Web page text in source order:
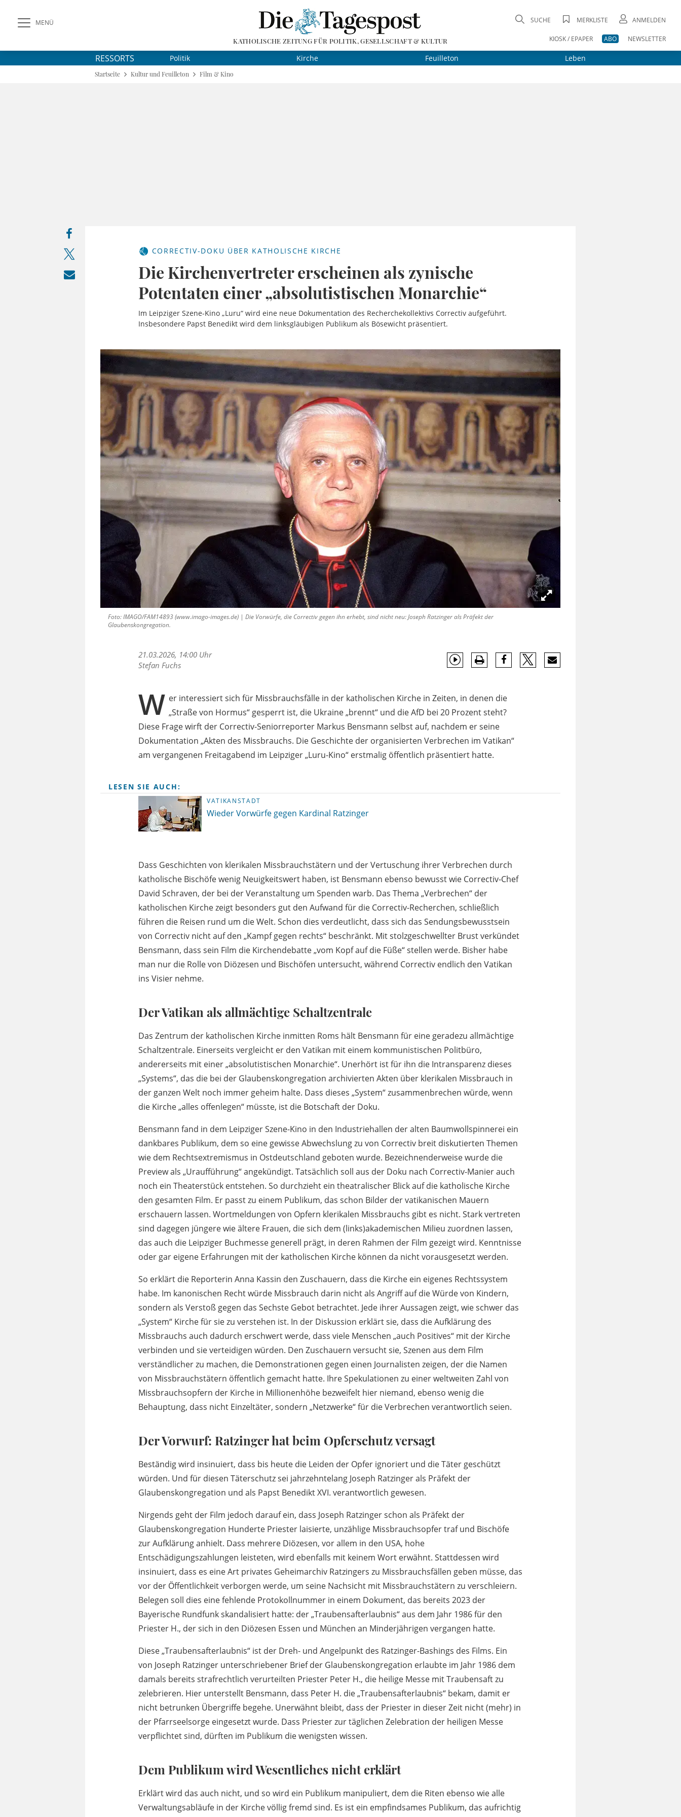
MENÜ
KATHOLISCHE ZEITUNG FÜR POLITIK, GESELLSCHAFT & KULTUR
SUCHE MERKLISTE ANMELDEN
KIOSK / EPAPER ABO NEWSLETTER
RESSORTS Politik Kirche Feuilleton Leben
Startseite Kultur und Feuilleton Film & Kino
CORRECTIV-DOKU ÜBER KATHOLISCHE KIRCHE
Die Kirchenvertreter erscheinen als zynische
Potentaten einer „absolutistischen Monarchie“
Im Leipziger Szene-Kino „Luru“ wird eine neue Dokumentation des Recherchekollektivs Correctiv aufgeführt.
Insbesondere Papst Benedikt wird dem linksgläubigen Publikum als Bösewicht präsentiert.
Foto: IMAGO/FAM14893 (www.imago-images.de) | Die Vorwürfe, die Correctiv gegen ihn erhebt, sind nicht neu: Joseph Ratzinger als Präfekt der
Glaubenskongregation.
21.03.2026, 14:00 Uhr
Stefan Fuchs
W er interessiert sich für Missbrauchsfälle in der katholischen Kirche in Zeiten, in denen die
„Straße von Hormus“ gesperrt ist, die Ukraine „brennt“ und die AfD bei 20 Prozent steht?
Diese Frage wirft der Correctiv-Seniorreporter Markus Bensmann selbst auf, nachdem er seine
Dokumentation „Akten des Missbrauchs. Die Geschichte der organisierten Verbrechen im Vatikan“
am vergangenen Freitagabend im Leipziger „Luru-Kino“ erstmalig öffentlich präsentiert hatte.
LESEN SIE AUCH:
VATIKANSTADT
Wieder Vorwürfe gegen Kardinal Ratzinger
Dass Geschichten von klerikalen Missbrauchstätern und der Vertuschung ihrer Verbrechen durch
katholische Bischöfe wenig Neuigkeitswert haben, ist Bensmann ebenso bewusst wie Correctiv-Chef
David Schraven, der bei der Veranstaltung um Spenden warb. Das Thema „Verbrechen“ der
katholischen Kirche zeigt besonders gut den Aufwand für die Correctiv-Recherchen, schließlich
führen die Reisen rund um die Welt. Schon dies verdeutlicht, dass sich das Sendungsbewusstsein
von Correctiv nicht auf den „Kampf gegen rechts“ beschränkt. Mit stolzgeschwellter Brust verkündet
Bensmann, dass sein Film die Kirchendebatte „vom Kopf auf die Füße“ stellen werde. Bisher habe
man nur die Rolle von Diözesen und Bischöfen untersucht, während Correctiv endlich den Vatikan
ins Visier nehme.
Der Vatikan als allmächtige Schaltzentrale
Das Zentrum der katholischen Kirche inmitten Roms hält Bensmann für eine geradezu allmächtige
Schaltzentrale. Einerseits vergleicht er den Vatikan mit einem kommunistischen Politbüro,
andererseits mit einer „absolutistischen Monarchie“. Unerhört ist für ihn die Intransparenz dieses
„Systems“, das die bei der Glaubenskongregation archivierten Akten über klerikalen Missbrauch in
der ganzen Welt noch immer geheim halte. Dass dieses „System“ zusammenbrechen würde, wenn
die Kirche „alles offenlegen“ müsste, ist die Botschaft der Doku.
Bensmann fand in dem Leipziger Szene-Kino in den Industriehallen der alten Baumwollspinnerei ein
dankbares Publikum, dem so eine gewisse Abwechslung zu von Correctiv breit diskutierten Themen
wie dem Rechtsextremismus in Ostdeutschland geboten wurde. Bezeichnenderweise wurde die
Preview als „Uraufführung“ angekündigt. Tatsächlich soll aus der Doku nach Correctiv-Manier auch
noch ein Theaterstück entstehen. So durchzieht ein theatralischer Blick auf die katholische Kirche
den gesamten Film. Er passt zu einem Publikum, das schon Bilder der vatikanischen Mauern
erschauern lassen. Wortmeldungen von Opfern klerikalen Missbrauchs gibt es nicht. Stark vertreten
sind dagegen jüngere wie ältere Frauen, die sich dem (links)akademischen Milieu zuordnen lassen,
das auch die Leipziger Buchmesse generell prägt, in deren Rahmen der Film gezeigt wird. Kenntnisse
oder gar eigene Erfahrungen mit der katholischen Kirche können da nicht vorausgesetzt werden.
So erklärt die Reporterin Anna Kassin den Zuschauern, dass die Kirche ein eigenes Rechtssystem
habe. Im kanonischen Recht würde Missbrauch darin nicht als Angriff auf die Würde von Kindern,
sondern als Verstoß gegen das Sechste Gebot betrachtet. Jede ihrer Aussagen zeigt, wie schwer das
„System“ Kirche für sie zu verstehen ist. In der Diskussion erklärt sie, dass die Aufklärung des
Missbrauchs auch dadurch erschwert werde, dass viele Menschen „auch Positives“ mit der Kirche
verbinden und sie verteidigen würden. Den Zuschauern versucht sie, Szenen aus dem Film
verständlicher zu machen, die Demonstrationen gegen einen Journalisten zeigen, der die Namen
von Missbrauchstätern öffentlich gemacht hatte. Ihre Spekulationen zu einer weltweiten Zahl von
Missbrauchsopfern der Kirche in Millionenhöhe bezweifelt hier niemand, ebenso wenig die
Behauptung, dass nicht Einzeltäter, sondern „Netzwerke“ für die Verbrechen verantwortlich seien.
Der Vorwurf: Ratzinger hat beim Opferschutz versagt
Beständig wird insinuiert, dass bis heute die Leiden der Opfer ignoriert und die Täter geschützt
würden. Und für diesen Täterschutz sei jahrzehntelang Joseph Ratzinger als Präfekt der
Glaubenskongregation und als Papst Benedikt XVI. verantwortlich gewesen.
Nirgends geht der Film jedoch darauf ein, dass Joseph Ratzinger schon als Präfekt der
Glaubenskongregation Hunderte Priester laisierte, unzählige Missbrauchsopfer traf und Bischöfe
zur Aufklärung anhielt. Dass mehrere Diözesen, vor allem in den USA, hohe
Entschädigungszahlungen leisteten, wird ebenfalls mit keinem Wort erwähnt. Stattdessen wird
insinuiert, dass es eine Art privates Geheimarchiv Ratzingers zu Missbrauchsfällen geben müsse, das
vor der Öffentlichkeit verborgen werde, um seine Nachsicht mit Missbrauchstätern zu verschleiern.
Belegen soll dies eine fehlende Protokollnummer in einem Dokument, das bereits 2023 der
Bayerische Rundfunk skandalisiert hatte: der „Traubensafterlaubnis“ aus dem Jahr 1986 für den
Priester H., der sich in den Diözesen Essen und München an Minderjährigen vergangen hatte.
Diese „Traubensafterlaubnis“ ist der Dreh- und Angelpunkt des Ratzinger-Bashings des Films. Ein
von Joseph Ratzinger unterschriebener Brief der Glaubenskongregation erlaubte im Jahr 1986 dem
damals bereits strafrechtlich verurteilten Priester Peter H., die heilige Messe mit Traubensaft zu
zelebrieren. Hier unterstellt Bensmann, dass Peter H. die „Traubensafterlaubnis“ bekam, damit er
nicht betrunken Übergriffe begehe. Unerwähnt bleibt, dass der Priester in dieser Zeit nicht (mehr) in
der Pfarrseelsorge eingesetzt wurde. Dass Priester zur täglichen Zelebration der heiligen Messe
verpflichtet sind, dürften im Publikum die wenigsten wissen.
Dem Publikum wird Wesentliches nicht erklärt
Erklärt wird das auch nicht, und so wird ein Publikum manipuliert, dem die Riten ebenso wie alle
Verwaltungsabläufe in der Kirche völlig fremd sind. Es ist ein empfindsames Publikum, das aufrichtig